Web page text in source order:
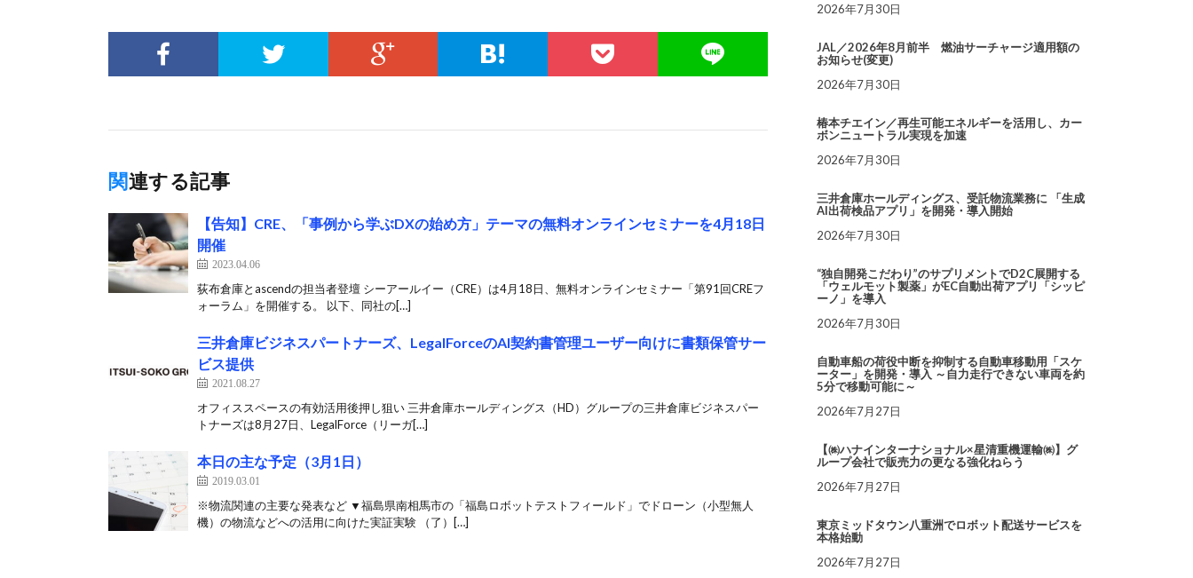
関連する記事
【告知】CRE、「事例から学ぶDXの始め方」テーマの無料オンラインセミナーを4月18日
開催
2023.04.06
荻布倉庫とascendの担当者登壇 シーアールイー（CRE）は4月18日、無料オンラインセミナー「第91回CREフ
ォーラム」を開催する。 以下、同社の[…]
三井倉庫ビジネスパートナーズ、LegalForceのAI契約書管理ユーザー向けに書類保管サー
ビス提供
2021.08.27
オフィススペースの有効活用後押し狙い 三井倉庫ホールディングス（HD）グループの三井倉庫ビジネスパー
トナーズは8月27日、LegalForce（リーガ[…]
本日の主な予定（3月1日）
2019.03.01
※物流関連の主要な発表など ▼福島県南相馬市の「福島ロボットテストフィールド」でドローン（小型無人
機）の物流などへの活用に向けた実証実験 （了）[…]
2026年7月30日
JAL／2026年8月前半 燃油サーチャージ適用額の
お知らせ(変更)
2026年7月30日
椿本チエイン／再生可能エネルギーを活用し、カー
ボンニュートラル実現を加速
2026年7月30日
三井倉庫ホールディングス、受託物流業務に 「生成
AI出荷検品アプリ」を開発・導入開始
2026年7月30日
“独自開発こだわり”のサプリメントでD2C展開する
「ウェルモット製薬」がEC自動出荷アプリ「シッピ
ーノ」を導入
2026年7月30日
自動車船の荷役中断を抑制する自動車移動用「スケ
ーター」を開発・導入 ～自力走行できない車両を約
5分で移動可能に～
2026年7月27日
【㈱ハナインターナショナル×星清重機運輸㈱】グ
ループ会社で販売力の更なる強化ねらう
2026年7月27日
東京ミッドタウン八重洲でロボット配送サービスを
本格始動
2026年7月27日